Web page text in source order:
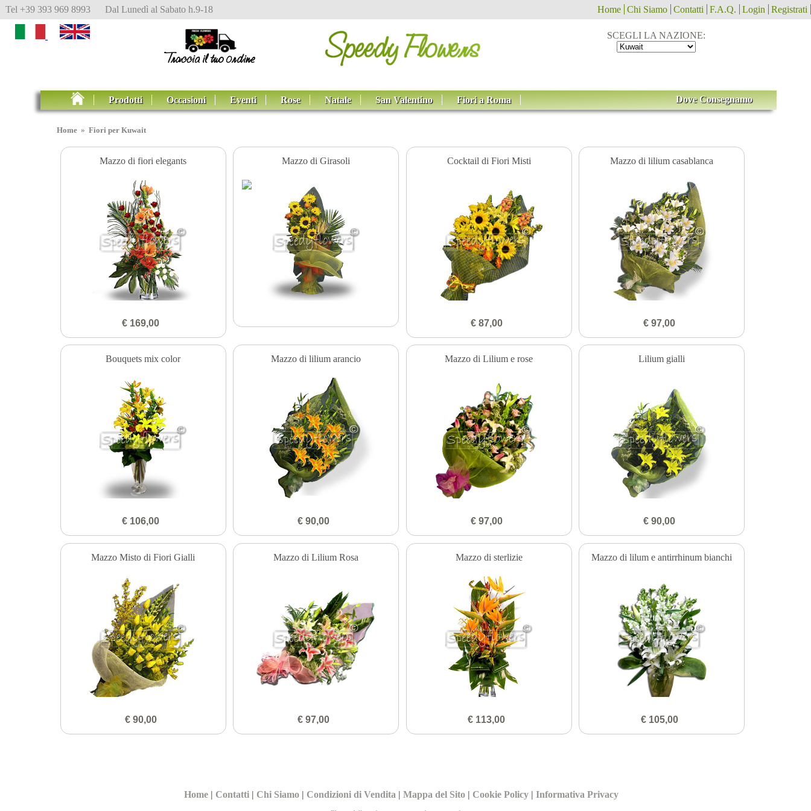
Tel +39 393 969 8993 Dal Lunedì al Sabato h.9-18 Home Chi Siamo Contatti F.A.Q. Login Registrati
SCEGLI LA NAZIONE:
Prodotti Occasioni Eventi Rose Natale San Valentino Fiori a Roma Dove Consegnamo
Home »Fiori per Kuwait
Mazzo di fiori elegants
€ 169,00
Mazzo di Girasoli Cocktail di Fiori Misti
€ 87,00
Mazzo di lilium casablanca
€ 97,00
Bouquets mix color
€ 106,00
Mazzo di lilium arancio
€ 90,00
Mazzo di Lilium e rose
€ 97,00
Lilium gialli
€ 90,00
Mazzo Misto di Fiori Gialli
€ 90,00
Mazzo di Lilium Rosa
€ 97,00
Mazzo di sterlizie
€ 113,00
Mazzo di lilum e antirrhinum bianchi
€ 105,00
Home | Contatti | Chi Siamo | Condizioni di Vendita |Mappa del Sito | Cookie Policy |Informativa Privacy